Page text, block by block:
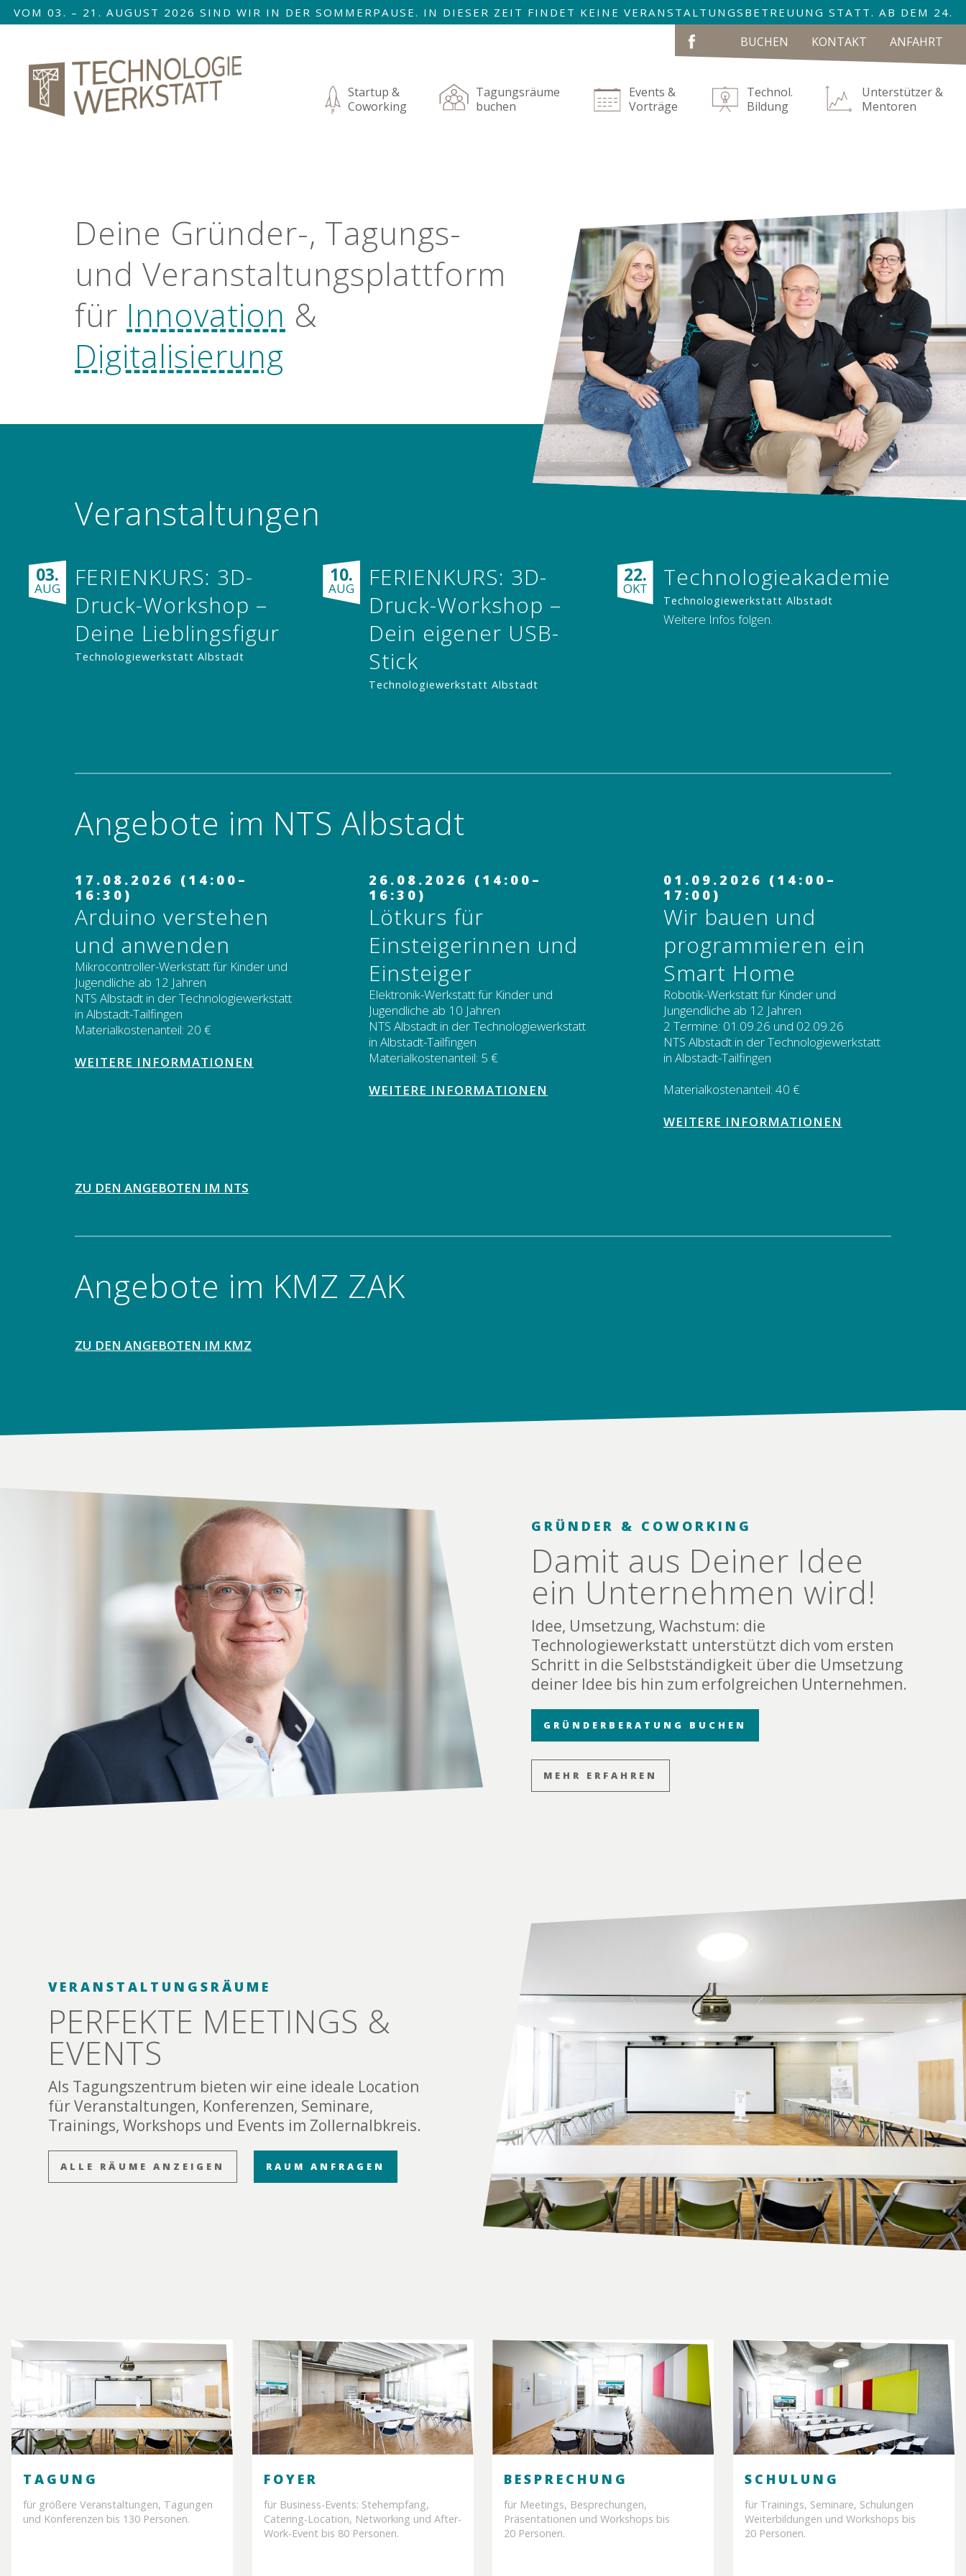
VOM 03. – 21. AUGUST 2026 SIND WIR IN DER SOMMERPAUSE. IN DIESER ZEIT FINDET KEINE VERANSTALTUNGSBETREUUNG STATT. AB DEM 24.
NAVIGATION
ÜBERSPRINGEN
ANFAHRT
KONTAKT
BUCHEN
Startup &
Coworking
Tagungsräume
buchen
Events &
Vorträge
Technol.
Bildung
Unterstützer &
Mentoren
Deine Gründer-, Tagungs-
und Veranstaltungs­plattform
für Innovation &
Digitalisierung
Veranstaltungen
03.
AUG
FERIENKURS: 3D-
Druck-Workshop –
Deine Lieblingsfigur
Technologiewerkstatt Albstadt
10.
AUG
FERIENKURS: 3D-
Druck-Workshop –
Dein eigener USB-
Stick
Technologiewerkstatt Albstadt
22.
OKT Technologieakademie
Technologiewerkstatt Albstadt
Weitere Infos folgen.
Angebote im NTS Albstadt
17.08.2026 (14:00–
16:30)
Arduino verstehen
und anwenden
Mikrocontroller-Werkstatt für Kinder und
Jugendliche ab 12 Jahren
NTS Albstadt in der Technologiewerkstatt
in Albstadt-Tailfingen
Materialkostenanteil: 20 €
WEITERE INFORMATIONEN
26.08.2026 (14:00–
16:30)
Lötkurs für
Einsteigerinnen und
Einsteiger
Elektronik-Werkstatt für Kinder und
Jugendliche ab 10 Jahren
NTS Albstadt in der Technologiewerkstatt
in Albstadt-Tailfingen
Materialkostenanteil: 5 €
WEITERE INFORMATIONEN
01.09.2026 (14:00–
17:00)
Wir bauen und
programmieren ein
Smart Home
Robotik-Werkstatt für Kinder und
Jungendliche ab 12 Jahren
2 Termine: 01.09.26 und 02.09.26
NTS Albstadt in der Technologiewerkstatt
in Albstadt-Tailfingen
Materialkostenanteil: 40 €
WEITERE INFORMATIONEN
ZU DEN ANGEBOTEN IM NTS
Angebote im KMZ ZAK
ZU DEN ANGEBOTEN IM KMZ
GRÜNDER & COWORKING
Damit aus Deiner Idee
ein Unternehmen wird!
Idee, Umsetzung, Wachstum: die
Technologiewerkstatt unterstützt dich vom ersten
Schritt in die Selbstständigkeit über die Umsetzung
deiner Idee bis hin zum erfolgreichen Unternehmen.
GRÜNDERBERATUNG BUCHEN
MEHR ERFAHREN
VERANSTALTUNGSRÄUME
PERFEKTE MEETINGS &
EVENTS
Als Tagungszentrum bieten wir eine ideale Location
für Veranstaltungen, Konferenzen, Seminare,
Trainings, Workshops und Events im Zollernalbkreis.
ALLE RÄUME ANZEIGEN RAUM ANFRAGEN
TAGUNG
für größere Veranstaltungen, Tagungen
und Konferenzen bis 130 Personen.
FOYER
für Business-Events: Stehempfang,
Catering-Location, Networking und After-
Work-Event bis 80 Personen.
BE­SPRE­CHUNG
für Meetings, Besprechungen,
Präsentationen und Workshops bis
20 Personen.
SCHULUNG
für Trainings, Seminare, Schulungen
Weiterbildungen und Workshops bis
20 Personen.